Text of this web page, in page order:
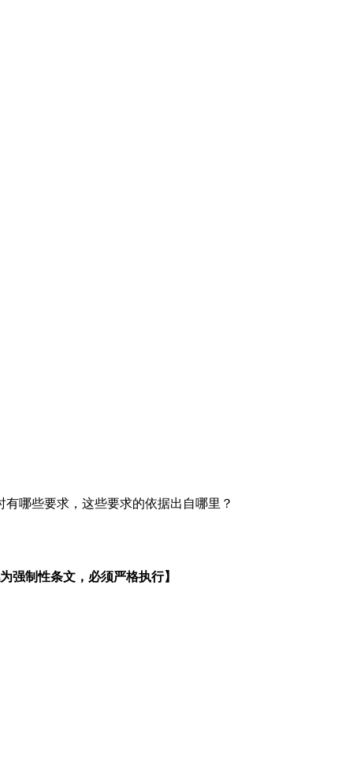
哪些要求，这些要求的依据出自哪里？
强制性条文，必须严格执行】